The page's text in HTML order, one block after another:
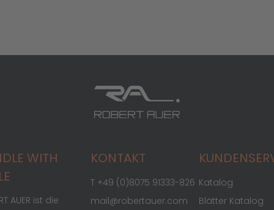
WITH
AUER ist die
KONTAKT
T +49 (0)8075 91333-826
mail@robertauer.com
Katalog
Blätter Katalog